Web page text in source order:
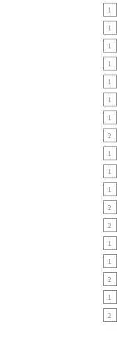
1
1
1
1
1
1
1
2
1
1
1
2
2
1
1
2
1
2